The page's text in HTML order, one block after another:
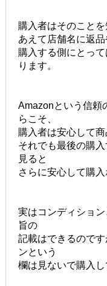
購入者はそのことを
あえて店舗名に返
購入する側にとっ
ります。
Amazonという信頼
らこそ、
購入者は安心して商
それでも最後の購
見ると
さらに安心して購
実はコンディショ
旨の
記載はできるので
ンという
欄は見ないで購入し